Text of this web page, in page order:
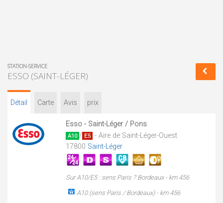
STATION-SERVICE
ESSO (SAINT-LÉGER)
Détail Carte Avis prix
Esso - Saint-Léger / Pons
A10 / E5 - Aire de Saint-Léger-Ouest
17800 Saint-Léger
Sur A10/E5 : sens Paris ? Bordeaux - km 456
A10 (sens Paris / Bordeaux) - km 456